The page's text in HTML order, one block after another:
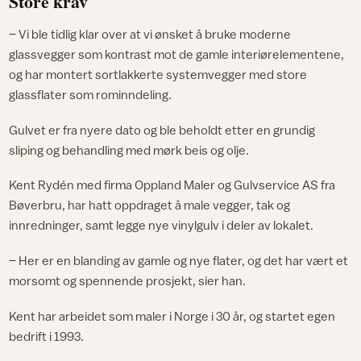
– Vi ble tidlig klar over at vi ønsket å bruke moderne
glassvegger som kontrast mot de gamle interiørelementene,
og har montert sortlakkerte systemvegger med store
glassflater som rominndeling.
Gulvet er fra nyere dato og ble beholdt etter en grundig
sliping og behandling med mørk beis og olje.
Kent Rydén med firma Oppland Maler og Gulvservice AS fra
Bøverbru, har hatt oppdraget å male vegger, tak og
innredninger, samt legge nye vinylgulv i deler av lokalet.
– Her er en blanding av gamle og nye flater, og det har vært et
morsomt og spennende prosjekt, sier han.
Kent har arbeidet som maler i Norge i 30 år, og startet egen
bedrift i 1993.